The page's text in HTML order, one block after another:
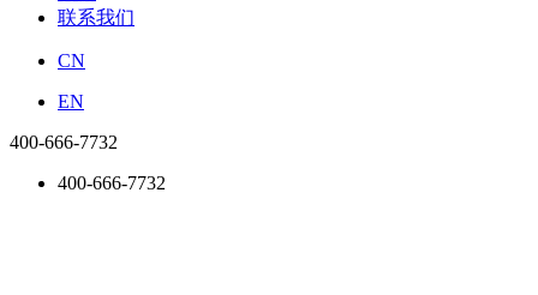
联系我们
CN
EN
400-666-7732
400-666-7732